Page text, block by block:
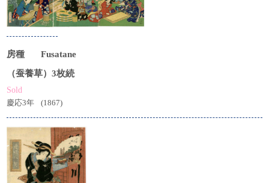
房種
Fusatane
（蚕養草）3枚続
Sold
慶応3年
(1867)